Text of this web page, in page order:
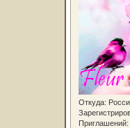
Откуда:
Приглашений: